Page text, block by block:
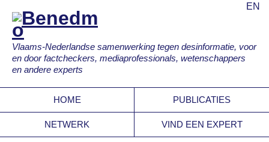
Vlaams-Nederlandse samenwerking tegen desinformatie, voor
en door factcheckers, mediaprofessionals, wetenschappers
en andere experts
EN
HOME PUBLICATIES
NETWERK VIND EEN EXPERT